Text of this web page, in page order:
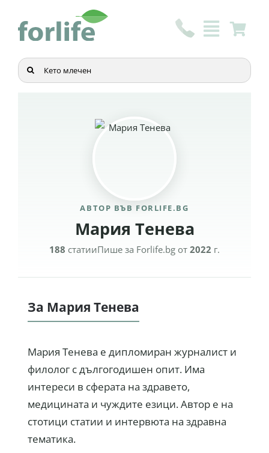
content
Търсене
...
АВТОР ВЪВ FORLIFE.BG
Мария Тенева
188 статииПише за Forlife.bg от 2022 г.
За Мария Тенева
Мария Тенева е дипломиран журналист и
филолог с дългогодишен опит. Има
интереси в сферата на здравето,
медицината и чуждите езици. Автор е на
стотици статии и интервюта на здравна
тематика.